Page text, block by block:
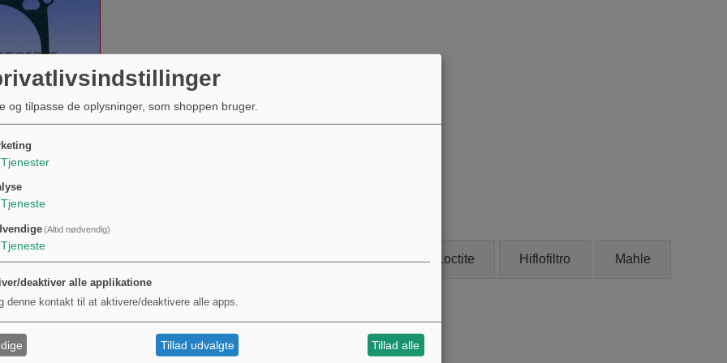
fra
XS 650
Andre købte også... Sonax Loctite Hiflofiltro Mahle
og tilpasse de oplysninger, som shoppen bruger.
Tjenester
Tjeneste
(Altid nødvendig)
Tjeneste
deaktiver alle applikatione
denne kontakt til at aktivere/deaktivere alle apps.
Tillad udvalgte Tillad alle